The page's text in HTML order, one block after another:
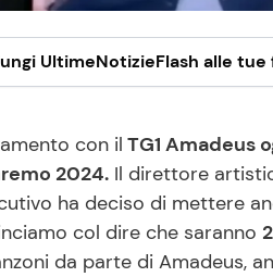
UltimeNotizieFlash alle
con il TG1 Amadeus
2024. Il direttore
ha deciso di mettere
col dire che saranno
da parte di Amadeus,